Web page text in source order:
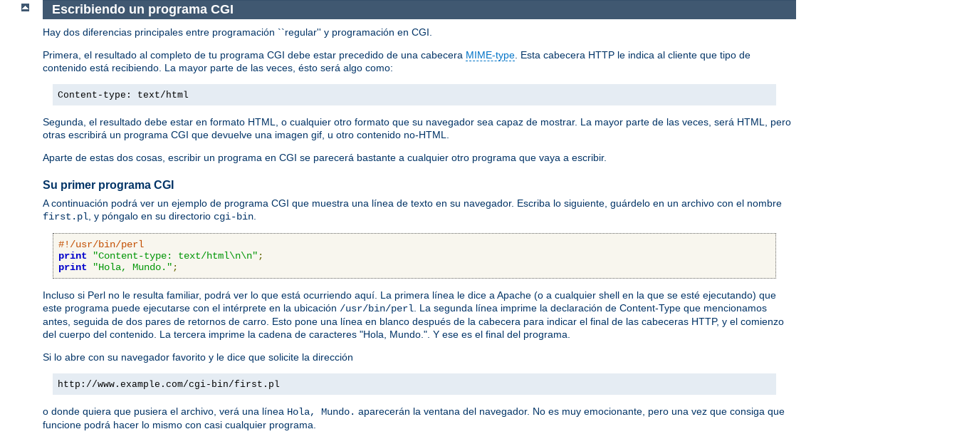
Escribiendo un programa CGI
Hay dos diferencias principales entre programación ``regular'' y programación en CGI.
Primera, el resultado al completo de tu programa CGI debe estar precedido de una cabecera MIME-type. Esta cabecera HTTP le indica al cliente que tipo de
contenido está recibiendo. La mayor parte de las veces, ésto será algo como:
Content-type: text/html
Segunda, el resultado debe estar en formato HTML, o cualquier otro formato que su navegador sea capaz de mostrar. La mayor parte de las veces, será HTML, pero
otras escribirá un programa CGI que devuelve una imagen gif, u otro contenido no-HTML.
Aparte de estas dos cosas, escribir un programa en CGI se parecerá bastante a cualquier otro programa que vaya a escribir.
Su primer programa CGI
A continuación podrá ver un ejemplo de programa CGI que muestra una línea de texto en su navegador. Escriba lo siguiente, guárdelo en un archivo con el nombre
first.pl , y póngalo en su directorio cgi-bin
#!/usr/bin/perl
print
"Content-type: text/html\n\n" ;
print
"Hola, Mundo." ;
Incluso si Perl no le resulta familiar, podrá ver lo que está ocurriendo aquí. La primera línea le dice a Apache (o a cualquier shell en la que se esté ejecutando) que
este programa puede ejecutarse con el intérprete en la ubicación /usr/bin/perl . La segunda línea imprime la declaración de Content-Type que mencionamos
antes, seguida de dos pares de retornos de carro. Esto pone una línea en blanco después de la cabecera para indicar el final de las cabeceras HTTP, y el comienzo
del cuerpo del contenido. La tercera imprime la cadena de caracteres "Hola, Mundo.". Y ese es el final del programa.
Si lo abre con su navegador favorito y le dice que solicite la dirección
http://www.example.com/cgi-bin/first.pl
o donde quiera que pusiera el archivo, verá una línea Hola, Mundo. aparecerán la ventana del navegador. No es muy emocionante, pero una vez que consiga que
funcione podrá hacer lo mismo con casi cualquier programa.